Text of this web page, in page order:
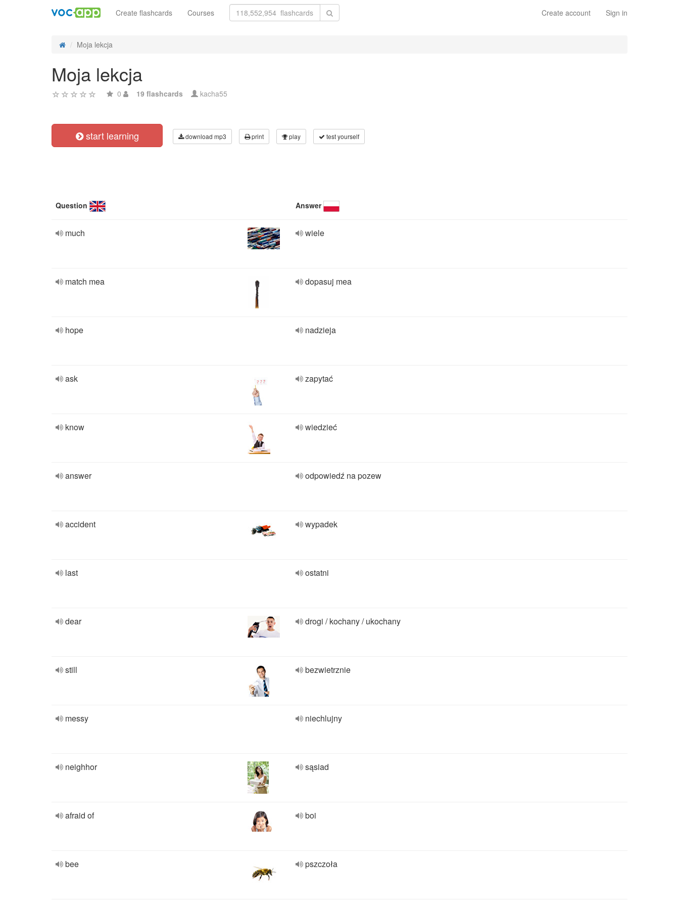
Create account Sign in
Create flashcards Courses
Moja lekcja
Moja lekcja
0 19 flashcards kacha55
start learning download mp3 print play test yourself
Question Answer
much wiele
match mea dopasuj mea
hope nadzieja
ask zapytać
know wiedzieć
answer odpowiedź na pozew
accident wypadek
last ostatni
dear drogi / kochany / ukochany
still bezwietrznie
messy niechlujny
neighhor sąsiad
afraid of boi
bee pszczoła